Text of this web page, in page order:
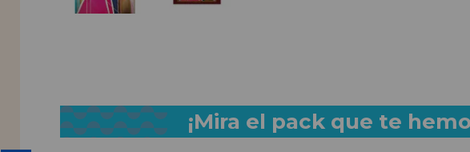
¡Mira el pack que te